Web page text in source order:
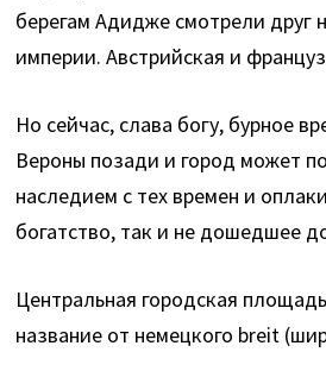
берегам Адидже смотрели друг
империи. Австрийская и
Но сейчас, слава богу, бурное
Вероны позади и город может
наследием с тех времен и
богатство, так и не дошедшее
Центральная городская
название от немецкого breit